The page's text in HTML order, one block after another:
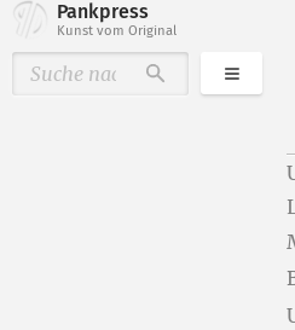
Pankpress
Kunst vom Original
Durchsuchen